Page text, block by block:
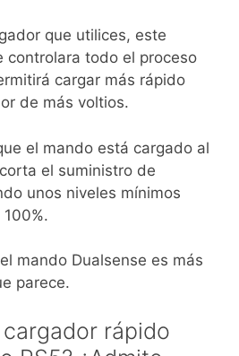
que utilices, este
controlara todo el proceso
cargar más rápido
de más voltios.
el mando está cargado al
el suministro de
unos niveles mínimos
mando Dualsense es más
parece.
rápido